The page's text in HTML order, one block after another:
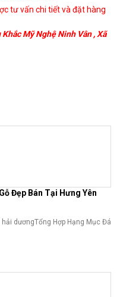
tư vấn chi tiết và đặt hàng
Mỹ Nghệ Ninh Vân, Xã
Đẹp Bán Tại Hưng Yên
dươngTổng Hợp Hạng Mục Đá